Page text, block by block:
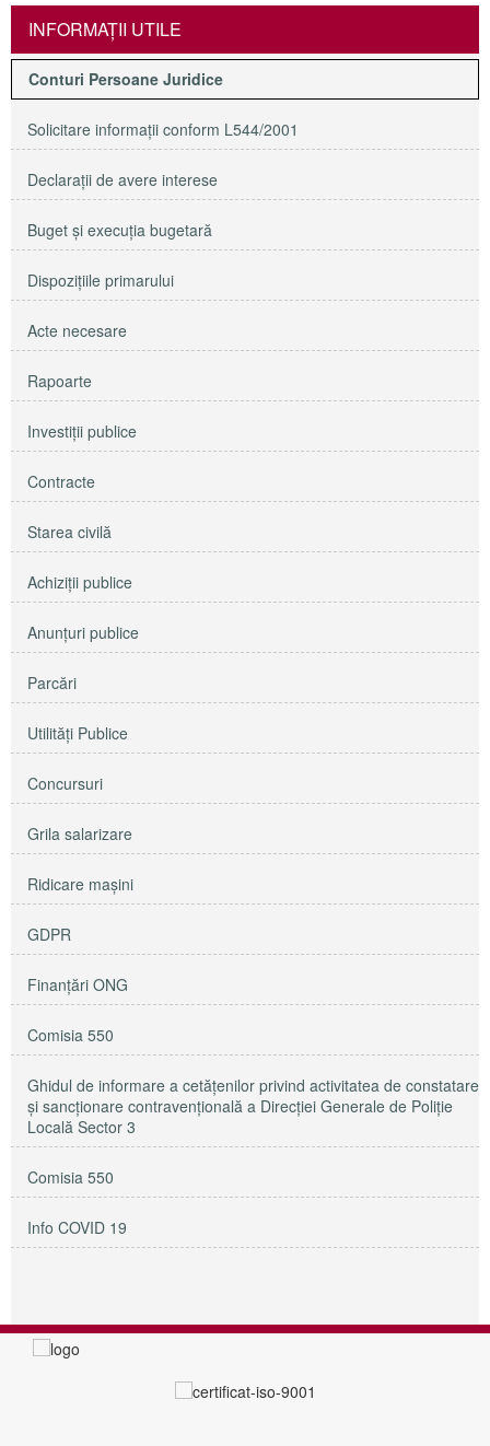
INFORMAŢII UTILE
Conturi Persoane Juridice
Solicitare informaţii conform L544/2001
Declaraţii de avere interese
Buget şi execuţia bugetară
Dispoziţiile primarului
Acte necesare
Rapoarte
Investiţii publice
Contracte
Starea civilă
Achiziţii publice
Anunţuri publice
Parcări
Utilităţi Publice
Concursuri
Grila salarizare
Ridicare maşini
GDPR
Finanțări ONG
Comisia 550
Ghidul de informare a cetățenilor privind activitatea de constatare
și sancționare contravențională a Direcției Generale de Poliție
Locală Sector 3
Comisia 550
Info COVID 19